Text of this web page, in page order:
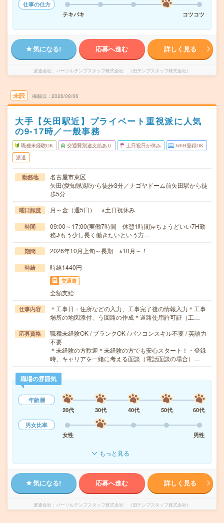
仕事の仕方
テキパキ
コツコツ
気になる! 応募へ進む 詳しく見る
派遣会社 パーソルテンプスタッフ株式会社 （旧テンプスタッフ株式会社）
未読 掲載日 2026/08/06
大手【矢田駅近】プライベート重視派に人気
の9-17時／一般事務
職種未経験OK 交通費別途支給あり 土日祝日が休み WEB登録OK
派遣
勤務地
名古屋市東区
矢田(愛知県)駅から徒歩3分／ナゴヤドーム前矢田駅から徒
歩5分
曜日頻度 月～金（週5日） ※土日祝休み
時間
09:00～17:00(実働7時間 休憩1時間)※ちょうどいい7H勤
務♪もう少し長く働きたいという方…
期間 2026年10月上旬～長期 ※10月～！
時給 時給1440円
交通費
全額支給
仕事内容
＊工事日・住所などの入力、工事完了後の情報入力＊工事
場所の地図添付、う回路の作成＊道路使用許可証（工…
応募資格
職種未経験OK / ブランクOK / パソコンスキル不要 / 英語力
不要
＊未経験の方歓迎＊未経験の方でも安心スタート！・登録
時、キャリアを一緒に考える面談（電話面談の場合）…
職場の雰囲気
年齢層
20代
30代 40代 50代
60代
男女比率
女性
男性
もっと見る
気になる! 応募へ進む 詳しく見る
派遣会社 パーソルテンプスタッフ株式会社 （旧テンプスタッフ株式会社）